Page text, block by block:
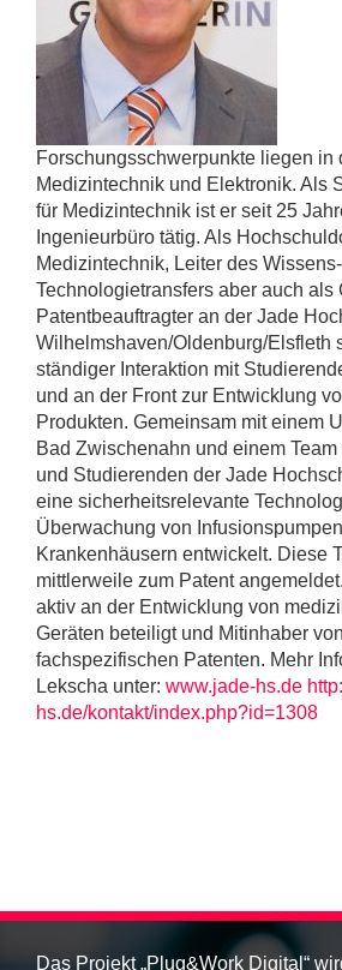
Forschungsschwerpunkte liegen in
Medizintechnik und Elektronik. Als
für Medizintechnik ist er seit 25
Ingenieurbüro tätig. Als
Medizintechnik, Leiter des
Technologietransfers aber auch als
Patentbeauftragter an der Jade
Wilhelmshaven/Oldenburg/Elsfleth
ständiger Interaktion mit
und an der Front zur Entwicklung
Produkten. Gemeinsam mit einem
Bad Zwischenahn und einem
und Studierenden der Jade
eine sicherheitsrelevante
Überwachung von
Krankenhäusern entwickelt. Diese
mittlerweile zum Patent
aktiv an der Entwicklung von
Geräten beteiligt und Mitinhaber
fachspezifischen Patenten. Mehr
Lekscha unter: www.jade-hs.de
hs.de/kontakt/index.php?id=1308
Das Projekt „Plug&Work Digital“